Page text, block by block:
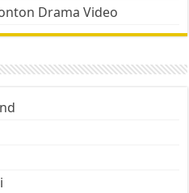
Drama Video